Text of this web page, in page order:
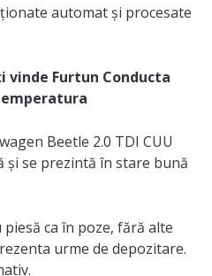
automat și procesate
vinde Furtun Conducta
Beetle 2.0 TDI CUU
și se prezintă în stare bună
ca în poze, fără alte
urme de depozitare.